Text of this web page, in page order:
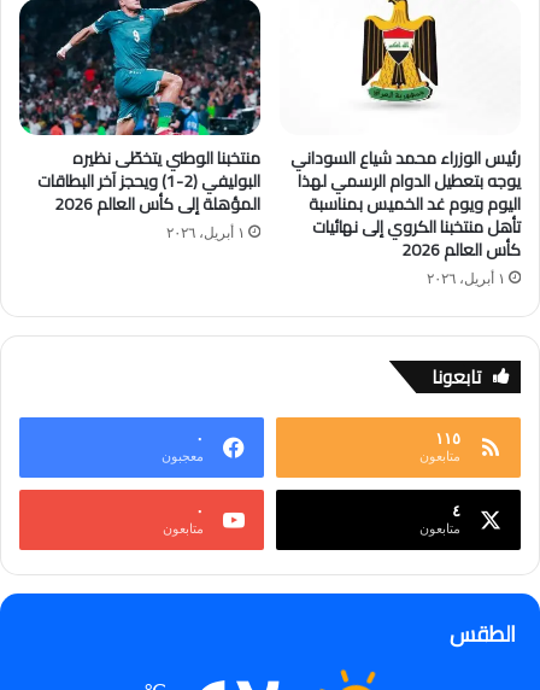
رئيس الوزراء محمد شياع السوداني
يوجه بتعطيل الدوام الرسمي لهذا
اليوم ويوم غد الخميس بمناسبة
تأهل منتخبنا الكروي إلى نهائيات
كأس العالم 2026
١ أبريل، ٢٠٢٦
منتخبنا الوطني يتخطّى نظيره
البوليفي (2-1) ويحجز آخر البطاقات
المؤهلة إلى كأس العالم 2026
١ أبريل، ٢٠٢٦
تابعونا
١١٥
متابعون
٠
معجبون
٤
متابعون
٠
متابعون
الطقس